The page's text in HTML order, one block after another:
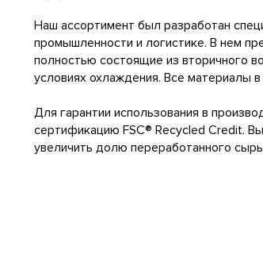
Наш ассортимент был разработан
промышленности и логистике. В нем
полностью состоящие из вторичного
условиях охлаждения. Все материалы
Для гарантии использования в
сертификацию FSC® Recycled Credit.
увеличить долю переработанного